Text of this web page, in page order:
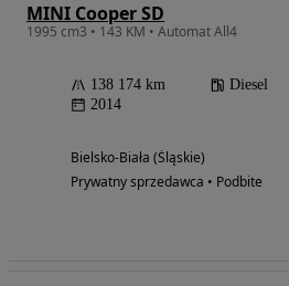
MINI Cooper SD
1995 cm3 • 143 KM • Automat All4
138 174 km Diesel
2014
Bielsko-Biała (Śląskie)
Prywatny sprzedawca • Podbite